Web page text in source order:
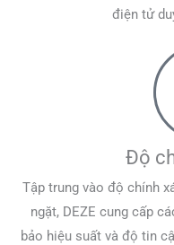
điện tử
Độ
Tập trung vào độ chính
ngặt, DEZE cung cấp
bảo hiệu suất và độ tin